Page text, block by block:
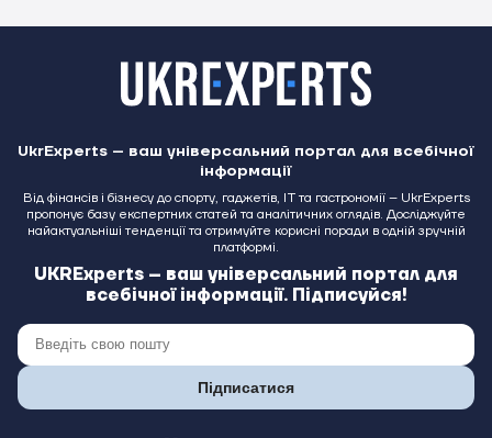
UkrExperts – ваш універсальний портал для всебічної
інформації
Від фінансів і бізнесу до спорту, гаджетів, IT та гастрономії – UkrExperts
пропонує базу експертних статей та аналітичних оглядів. Досліджуйте
найактуальніші тенденції та отримуйте корисні поради в одній зручній
платформі.
UKRExperts – ваш універсальний портал для
всебічної інформації. Підписуйся!
Підписатися